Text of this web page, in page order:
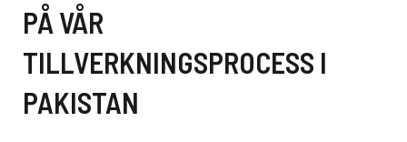
PÅ VÅR
TILLVERKNINGSPROCESS I
PAKISTAN